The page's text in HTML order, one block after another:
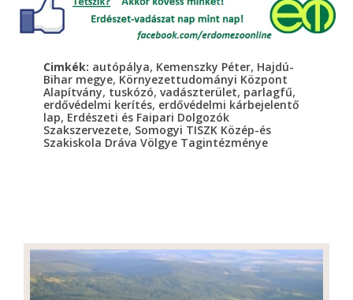
Cimkék: autópálya, Kemenszky Péter, Hajdú-
Bihar megye, Környezettudományi Központ
Alapítvány, tuskózó, vadászterület, parlagfű,
erdővédelmi kerítés, erdővédelmi kárbejelentő
lap, Erdészeti és Faipari Dolgozók
Szakszervezete, Somogyi TISZK Közép-és
Szakiskola Dráva Völgye Tagintézménye